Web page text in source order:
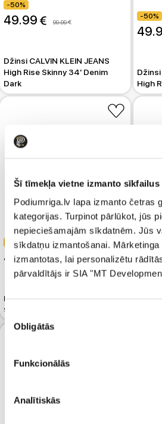
Šī tīmekļa vietne izmanto sīkfailus
Podiumriga.lv lapa izmanto četras
kategorijas. Turpinot pārlūkot, jūs
nepieciešamajām sīkdatnēm. Jūs
sīkdatņu izmantošanai.
izmantotas, lai personalizētu
pārvaldītājs ir SIA "MT
Piekrišanas
izvēle
Obligātās
Funkcionālās
Analītiskās
-50%
49.99 99.99
Džinsi CALVIN KLEIN JEANS
High Rise Skinny 34' Denim
Dark
-50%
Džinsi
High
-50%
49.99 99.99
Džinsi CALVIN KLEIN JEANS
90's Straight Denim Dark
-50%